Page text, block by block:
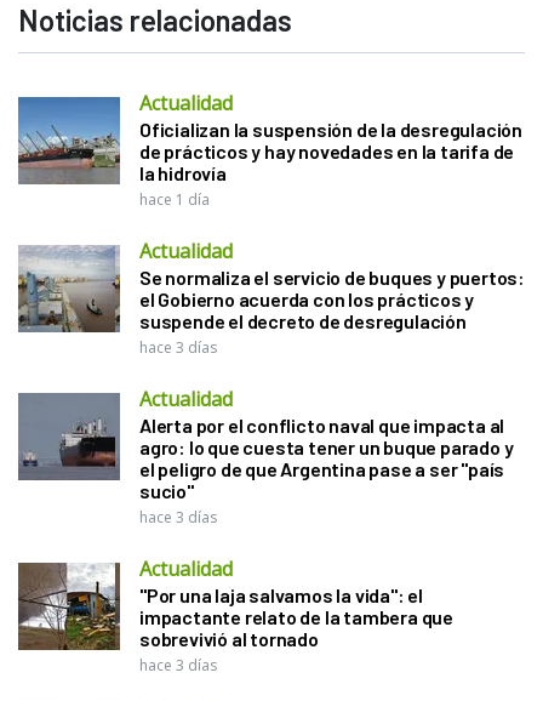
Noticias relacionadas
Actualidad
Oficializan la suspensión de la desregulación
de prácticos y hay novedades en la tarifa de
la hidrovía
hace 1 día
Actualidad
Se normaliza el servicio de buques y puertos:
el Gobierno acuerda con los prácticos y
suspende el decreto de desregulación
hace 3 días
Actualidad
Alerta por el conflicto naval que impacta al
agro: lo que cuesta tener un buque parado y
el peligro de que Argentina pase a ser "país
sucio"
hace 3 días
Actualidad
"Por una laja salvamos la vida": el
impactante relato de la tambera que
sobrevivió al tornado
hace 3 días